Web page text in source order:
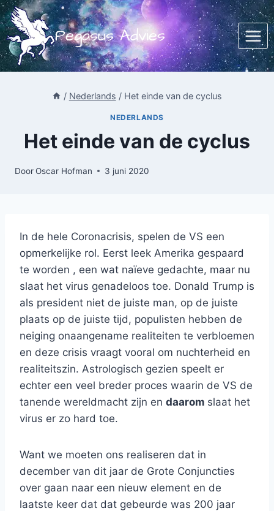
Doorgaan
naar
inhoud
Pegasus Advies
/ Nederlands / Het einde van de cyclus
NEDERLANDS
Het einde van de cyclus
DoorOscar Hofman 3 juni 2020
In de hele Coronacrisis, spelen de VS een
opmerkelijke rol. Eerst leek Amerika gespaard
te worden , een wat naїeve gedachte, maar nu
slaat het virus genadeloos toe. Donald Trump is
als president niet de juiste man, op de juiste
plaats op de juiste tijd, populisten hebben de
neiging onaangename realiteiten te verbloemen
en deze crisis vraagt vooral om nuchterheid en
realiteitszin. Astrologisch gezien speelt er
echter een veel breder proces waarin de VS de
tanende wereldmacht zijn en daarom slaat het
virus er zo hard toe.
Want we moeten ons realiseren dat in
december van dit jaar de Grote Conjuncties
over gaan naar een nieuw element en de
laatste keer dat dat gebeurde was 200 jaar